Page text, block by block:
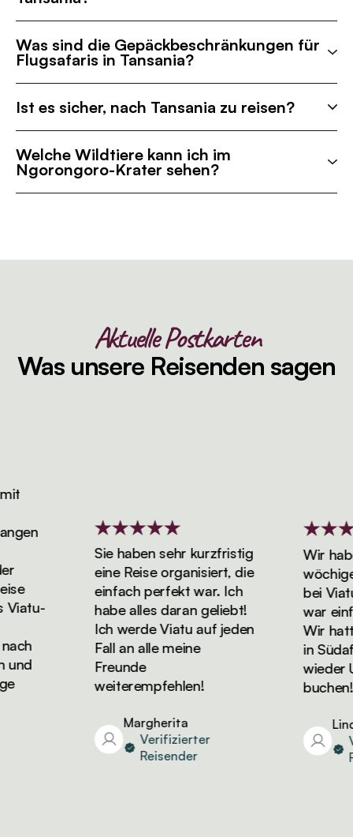
Was sind die Gepäckbeschränkungen für
Flugsafaris in Tansania?
Ist es sicher, nach Tansania zu reisen?
Welche Wildtiere kann ich im
Ngorongoro-Krater sehen?
Aktuelle Postkarten
Was unsere Reisenden sagen
Sie haben sehr kurzfristig
eine Reise organisiert, die
einfach perfekt war. Ich
habe alles daran geliebt!
Ich werde Viatu auf jeden
Fall an alle meine
Freunde
weiterempfehlen!
Margherita
Verifizierter
Reisender
Wir
bei Viatu
war
Wir
in
wieder
buchen!
Linda